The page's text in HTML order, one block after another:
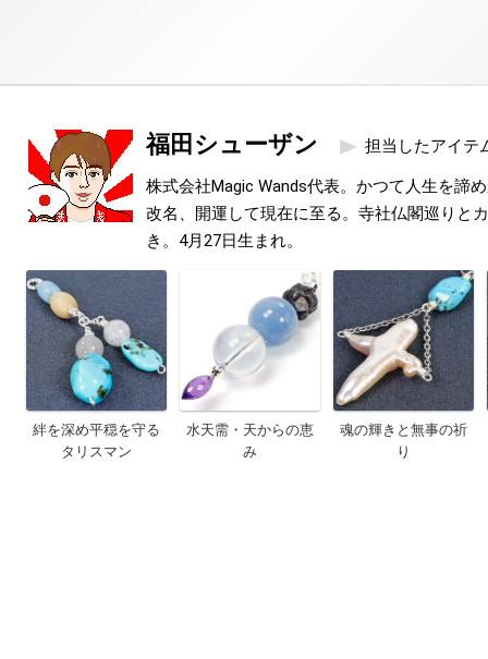
福田シューザン 担当したアイテ
株式会社Magic Wands代表。かつて人生を諦
改名、開運して現在に至る。寺社仏閣巡りと
き。4月27日生まれ。
絆を深め平穏を守る
タリスマン
水天需・天からの恵
み
魂の輝きと無事の祈
り